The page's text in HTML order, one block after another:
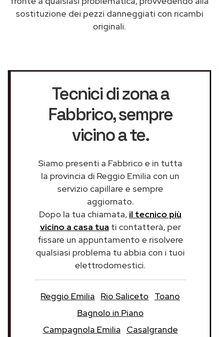
sostituzione dei pezzi danneggiati con ricambi
originali.
Tecnici di zona a
Fabbrico, sempre
vicino a te.
Siamo presenti a Fabbrico e in tutta
la provincia di Reggio Emilia con un
servizio capillare e sempre
aggiornato.
Dopo la tua chiamata, il tecnico più
vicino a casa tua ti contatterà, per
fissare un appuntamento e risolvere
qualsiasi problema tu abbia con i tuoi
elettrodomestici.
Reggio Emilia Rio Saliceto
Toano
Bagnolo in Piano
Campagnola Emilia
Casalgrande